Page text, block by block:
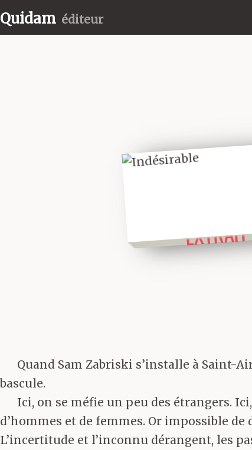
Quidam éditeur
EXTRAIT
Quand Sam Zabriski s’installe à Saint-
bascule.
Ici, on se méfie un peu des étrangers.
d’hommes et de femmes. Or impossible
L’incertitude et l’inconnu dérangent, les